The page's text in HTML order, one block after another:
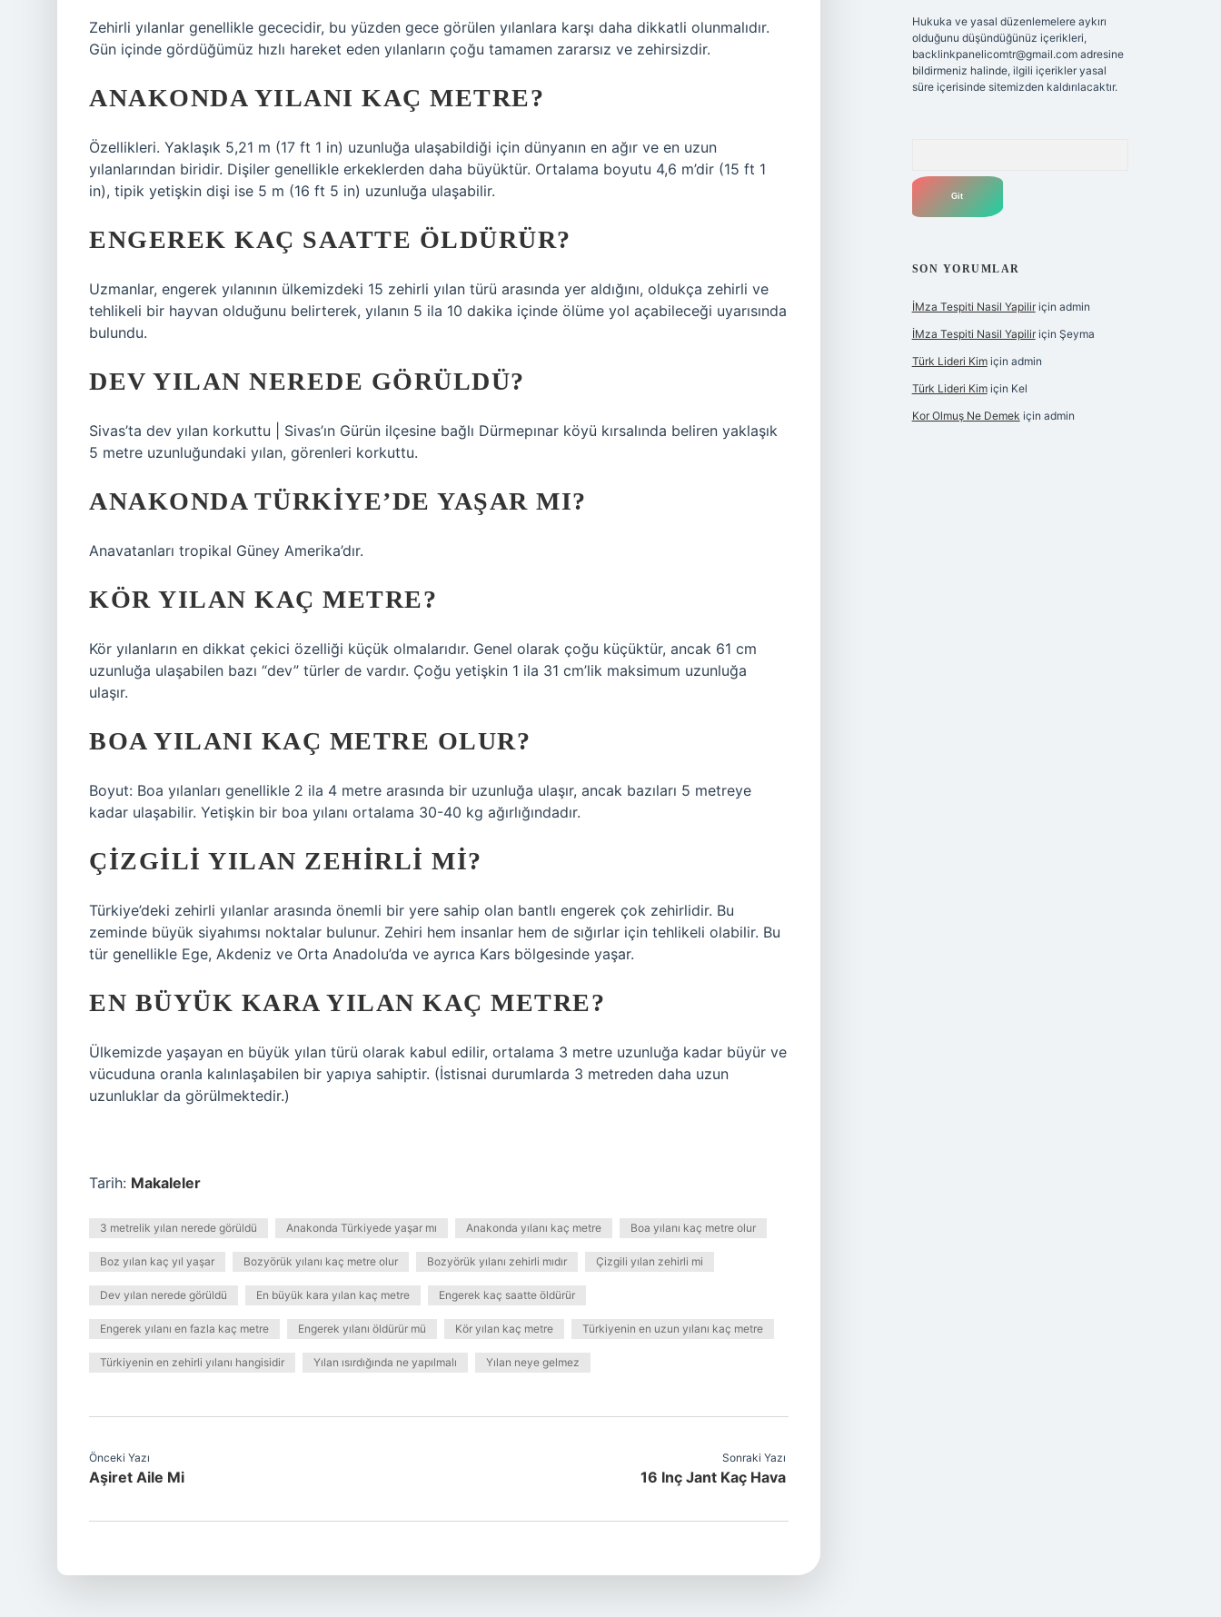
Zehirli yılanlar genellikle gececidir, bu yüzden gece görülen yılanlara karşı daha dikkatli olunmalıdır.
Gün içinde gördüğümüz hızlı hareket eden yılanların çoğu tamamen zararsız ve zehirsizdir.
ANAKONDA YILANI KAÇ METRE?
Özellikleri. Yaklaşık 5,21 m (17 ft 1 in) uzunluğa ulaşabildiği için dünyanın en ağır ve en uzun
yılanlarından biridir. Dişiler genellikle erkeklerden daha büyüktür. Ortalama boyutu 4,6 m’dir (15 ft 1
in), tipik yetişkin dişi ise 5 m (16 ft 5 in) uzunluğa ulaşabilir.
ENGEREK KAÇ SAATTE ÖLDÜRÜR?
Uzmanlar, engerek yılanının ülkemizdeki 15 zehirli yılan türü arasında yer aldığını, oldukça zehirli ve
tehlikeli bir hayvan olduğunu belirterek, yılanın 5 ila 10 dakika içinde ölüme yol açabileceği uyarısında
bulundu.
DEV YILAN NEREDE GÖRÜLDÜ?
Sivas’ta dev yılan korkuttu | Sivas’ın Gürün ilçesine bağlı Dürmepınar köyü kırsalında beliren yaklaşık
5 metre uzunluğundaki yılan, görenleri korkuttu.
ANAKONDA TÜRKIYE’DE YAŞAR MI?
Anavatanları tropikal Güney Amerika’dır.
KÖR YILAN KAÇ METRE?
Kör yılanların en dikkat çekici özelliği küçük olmalarıdır. Genel olarak çoğu küçüktür, ancak 61 cm
uzunluğa ulaşabilen bazı “dev” türler de vardır. Çoğu yetişkin 1 ila 31 cm’lik maksimum uzunluğa
ulaşır.
BOA YILANI KAÇ METRE OLUR?
Boyut: Boa yılanları genellikle 2 ila 4 metre arasında bir uzunluğa ulaşır, ancak bazıları 5 metreye
kadar ulaşabilir. Yetişkin bir boa yılanı ortalama 30-40 kg ağırlığındadır.
ÇIZGILI YILAN ZEHIRLI MI?
Türkiye’deki zehirli yılanlar arasında önemli bir yere sahip olan bantlı engerek çok zehirlidir. Bu
zeminde büyük siyahımsı noktalar bulunur. Zehiri hem insanlar hem de sığırlar için tehlikeli olabilir. Bu
tür genellikle Ege, Akdeniz ve Orta Anadolu’da ve ayrıca Kars bölgesinde yaşar.
EN BÜYÜK KARA YILAN KAÇ METRE?
Ülkemizde yaşayan en büyük yılan türü olarak kabul edilir, ortalama 3 metre uzunluğa kadar büyür ve
vücuduna oranla kalınlaşabilen bir yapıya sahiptir. (İstisnai durumlarda 3 metreden daha uzun
uzunluklar da görülmektedir.)
Tarih: Makaleler
3 metrelik yılan nerede görüldü Anakonda Türkiyede yaşar mı Anakonda yılanı kaç metre Boa yılanı kaç metre olur
Boz yılan kaç yıl yaşar Bozyörük yılanı kaç metre olur Bozyörük yılanı zehirli mıdır Çizgili yılan zehirli mi
Dev yılan nerede görüldü En büyük kara yılan kaç metre Engerek kaç saatte öldürür
Engerek yılanı en fazla kaç metre Engerek yılanı öldürür mü Kör yılan kaç metre Türkiyenin en uzun yılanı kaç metre
Türkiyenin en zehirli yılanı hangisidir Yılan ısırdığında ne yapılmalı Yılan neye gelmez
Önceki Yazı
Aşiret Aile Mi
Sonraki Yazı
16 Inç Jant Kaç Hava
Hukuka ve yasal düzenlemelere aykırı
olduğunu düşündüğünüz içerikleri,
backlinkpanelicomtr@gmail.comadresine
bildirmeniz halinde, ilgili içerikler yasal
süre içerisinde sitemizden kaldırılacaktır.
SON YORUMLAR
İMza Tespiti Nasil Yapiliriçin admin
İMza Tespiti Nasil Yapiliriçin Şeyma
Türk Lideri Kimiçin admin
Türk Lideri Kimiçin Kel
Kor Olmuş Ne Demek için admin